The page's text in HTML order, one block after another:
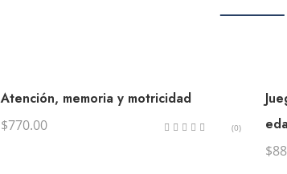
Atención, memoria y motricidad
$770.00 (0)
$